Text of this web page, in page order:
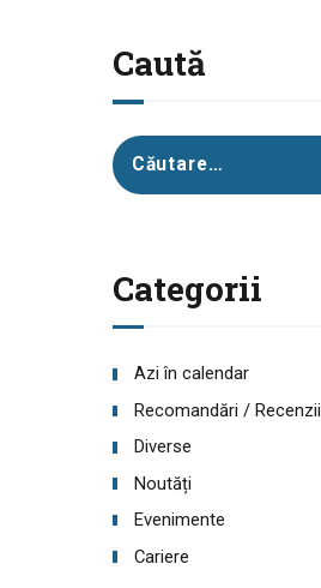
Caută
Caută
după:
Categorii
Azi în calendar
Recomandări / Recenzii
Diverse
Noutăți
Evenimente
Cariere